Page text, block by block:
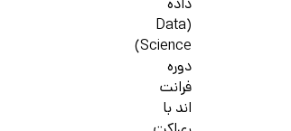
داده
(Data
Science)
دوره
فرانت
اند با